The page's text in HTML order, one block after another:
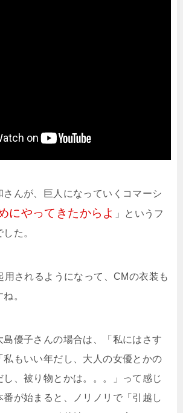
さんが、巨人になっていくコマーシ
にやってきたからよ
」というフ
た。
用されるようになって、CMの衣装も
。
島優子さんの場合は、「私にはさす
私もいい年だし、大人の女優とかの
、被り物とかは。。。」って感じ
番が始まると、ノリノリで「引越し